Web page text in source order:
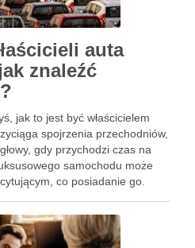
auta
znaleźć
jak to jest być właścicielem
spojrzenia przechodniów,
gdy przychodzi czas na
samochodu może
co posiadanie go.
skarbu tak …